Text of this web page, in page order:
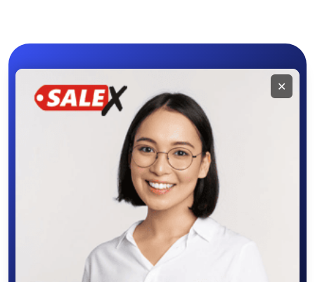
Мобильное
приложение
Скачайте приложение в Google Play –
крутите колесо фортуны, выигрывайте
бонусы, удобно ищите и размещайте
объявления - все это в нашем мобильном
приложении SALEX!
✕